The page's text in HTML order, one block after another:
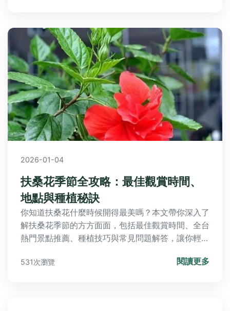
秘與生活價值。
2026-01-04
扶桑花季節全攻略：最佳觀賞時間、
地點與種植秘訣
你知道扶桑花什麼時候開得最美嗎？本文帶你深入了
解扶桑花季節的方方面面，包括最佳觀賞時間、全台
熱門景點推薦、種植技巧與常見問題解答，讓你輕鬆
531次瀏覽 閱讀更多